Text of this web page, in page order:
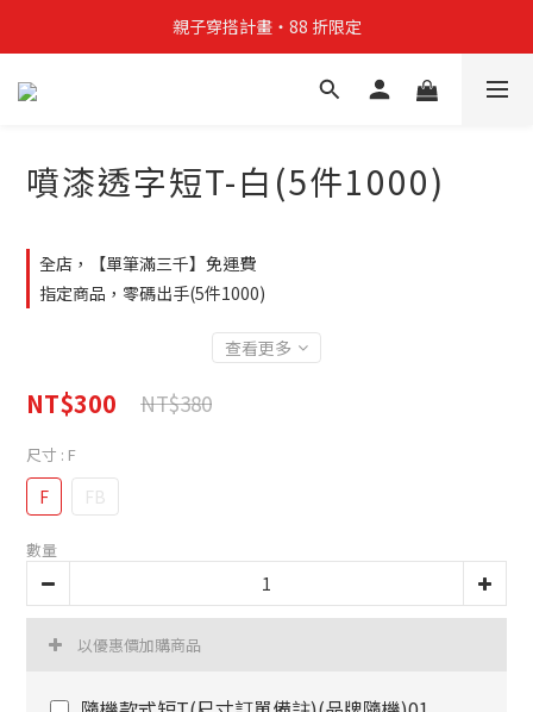
親子穿搭計畫・88 折限定
親子穿搭計畫・88 折限定
貼身補貨計畫  任選 6 件 $888
親子穿搭計畫・88 折限定
噴漆透字短T-白(5件1000)
全店，【單筆滿三千】免運費
指定商品，零碼出手(5件1000)
查看更多
NT$300 NT$380
尺寸 : F
F FB
數量
以優惠價加購商品